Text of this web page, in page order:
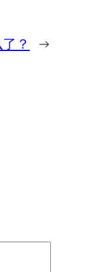
？ →